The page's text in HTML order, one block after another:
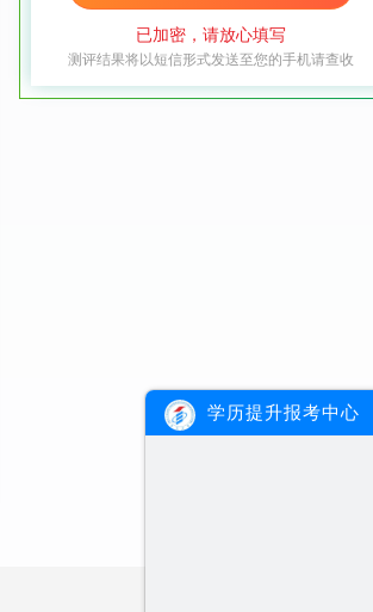
已加密，请放心填写
测评结果将以短信形式发送至您的手机请查收
学历提升报考中心